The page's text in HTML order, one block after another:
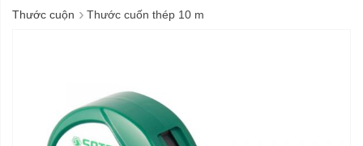
Thước cuộn › Thước cuốn thép 10 m